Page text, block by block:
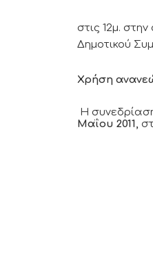
στις 12μ.
Δημοτικού
Χρήση
Η
Μαΐου 2011,